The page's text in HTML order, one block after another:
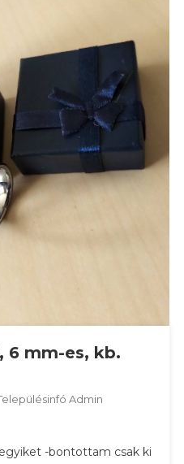
6 mm-es, kb.
Admin
-bontottam csak ki